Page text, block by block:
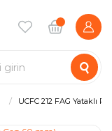
UCFC 212 FAG Yataklı